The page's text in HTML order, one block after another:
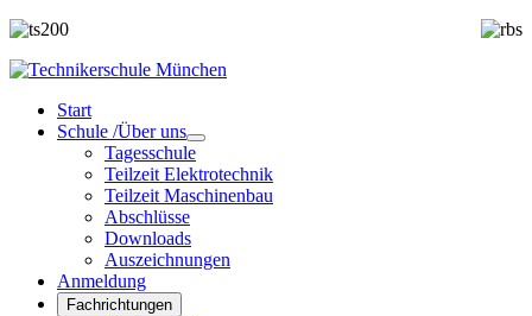
Start
Schule /Über uns
Tagesschule
Teilzeit Elektrotechnik
Teilzeit Maschinenbau
Abschlüsse
Downloads
Auszeichnungen
Anmeldung
Fachrichtungen